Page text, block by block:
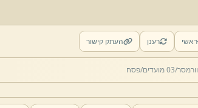
ראשי רענן העתק קישור
03 מועדים/ פסח
mp3
16/06/2026 22:48
16/06/2026 22:48
mp3
16/06/2026 22:48